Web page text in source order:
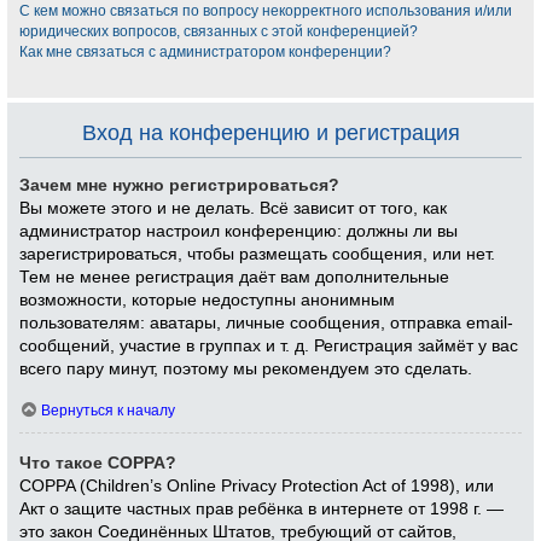
С кем можно связаться по вопросу некорректного использования и/или
юридических вопросов, связанных с этой конференцией?
Как мне связаться с администратором конференции?
Вход на конференцию и регистрация
Зачем мне нужно регистрироваться?
Вы можете этого и не делать. Всё зависит от того, как
администратор настроил конференцию: должны ли вы
зарегистрироваться, чтобы размещать сообщения, или нет.
Тем не менее регистрация даёт вам дополнительные
возможности, которые недоступны анонимным
пользователям: аватары, личные сообщения, отправка email-
сообщений, участие в группах и т. д. Регистрация займёт у вас
всего пару минут, поэтому мы рекомендуем это сделать.
Вернуться к началу
Что такое COPPA?
COPPA (Children’s Online Privacy Protection Act of 1998), или
Акт о защите частных прав ребёнка в интернете от 1998 г. —
это закон Соединённых Штатов, требующий от сайтов,